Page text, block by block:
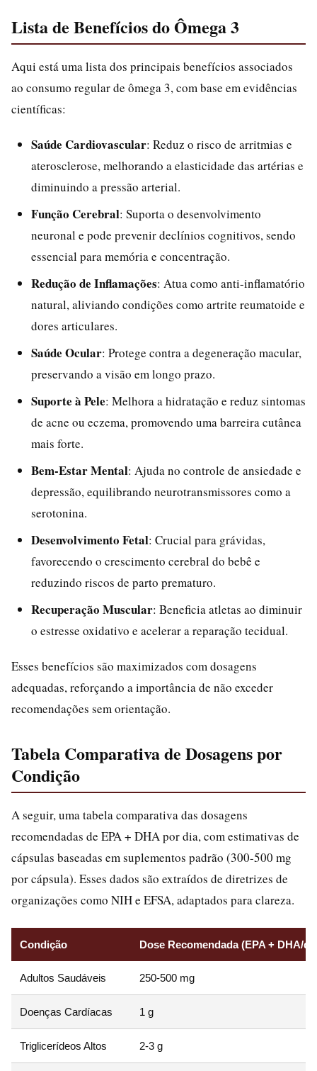
Lista de Benefícios do Ômega 3
Aqui está uma lista dos principais benefícios associados
ao consumo regular de ômega 3, com base em evidências
científicas:
Saúde Cardiovascular: Reduz o risco de arritmias e
aterosclerose, melhorando a elasticidade das artérias e
diminuindo a pressão arterial.
Função Cerebral: Suporta o desenvolvimento
neuronal e pode prevenir declínios cognitivos, sendo
essencial para memória e concentração.
Redução de Inflamações: Atua como anti-inflamatório
natural, aliviando condições como artrite reumatoide e
dores articulares.
Saúde Ocular: Protege contra a degeneração macular,
preservando a visão em longo prazo.
Suporte à Pele: Melhora a hidratação e reduz sintomas
de acne ou eczema, promovendo uma barreira cutânea
mais forte.
Bem-Estar Mental: Ajuda no controle de ansiedade e
depressão, equilibrando neurotransmissores como a
serotonina.
Desenvolvimento Fetal: Crucial para grávidas,
favorecendo o crescimento cerebral do bebê e
reduzindo riscos de parto prematuro.
Recuperação Muscular: Beneficia atletas ao diminuir
o estresse oxidativo e acelerar a reparação tecidual.
Esses benefícios são maximizados com dosagens
adequadas, reforçando a importância de não exceder
recomendações sem orientação.
Tabela Comparativa de Dosagens por
Condição
A seguir, uma tabela comparativa das dosagens
recomendadas de EPA + DHA por dia, com estimativas de
cápsulas baseadas em suplementos padrão (300-500 mg
por cápsula). Esses dados são extraídos de diretrizes de
organizações como NIH e EFSA, adaptados para clareza.
Condição Dose Recomendada (EPA + DHA/
Adultos Saudáveis 250-500 mg
Doenças Cardíacas 1 g
Triglicerídeos Altos 2-3 g